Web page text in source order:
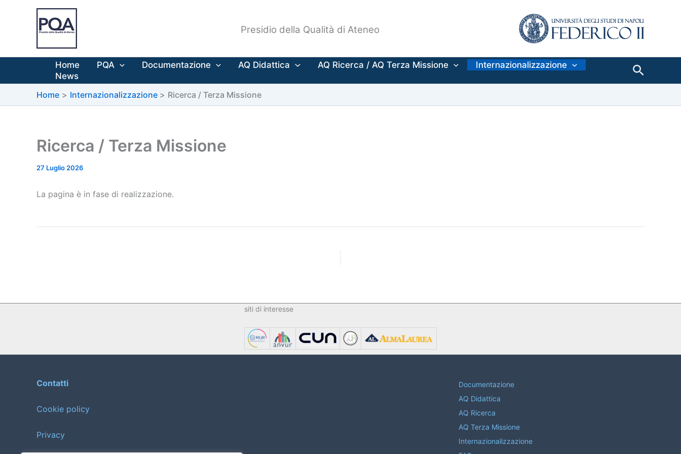
Presidio della Qualità di Ateneo
Home PQA Documentazione AQ Didattica AQ Ricerca / AQ Terza Missione
Internazionalizzazione
News
Cerca
Home Internazionalizzazione Ricerca / Terza Missione
Ricerca / Terza Missione
27 Luglio 2026
La pagina è in fase di realizzazione.
siti di interesse
Contatti
Cookie policy
Privacy
Documentazione
AQ Didattica
AQ Ricerca
AQ Terza Missione
Internazionalizzazione